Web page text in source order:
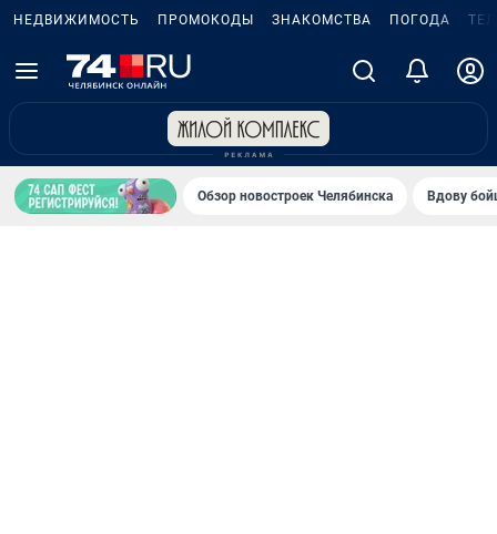
НЕДВИЖИМОСТЬ ПРОМОКОДЫ ЗНАКОМСТВА ПОГОДА
Обзор новостроек Челябинска Вдову